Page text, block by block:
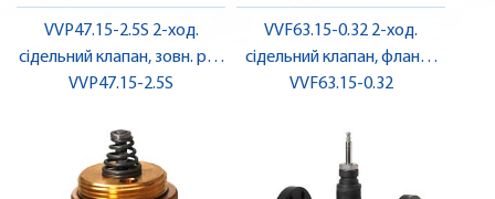
VVP47.15-2.5S 2-ход.
сідельний клапан, зовн. різ.,
PN16, DN15, kvs 2.5 |
VVP47.15-2.5S
VVF63.15-0.32 2-ход.
сідельний клапан, фланц.,
PN40, DN15, kvs 0,32 |
VVF63.15-0.32